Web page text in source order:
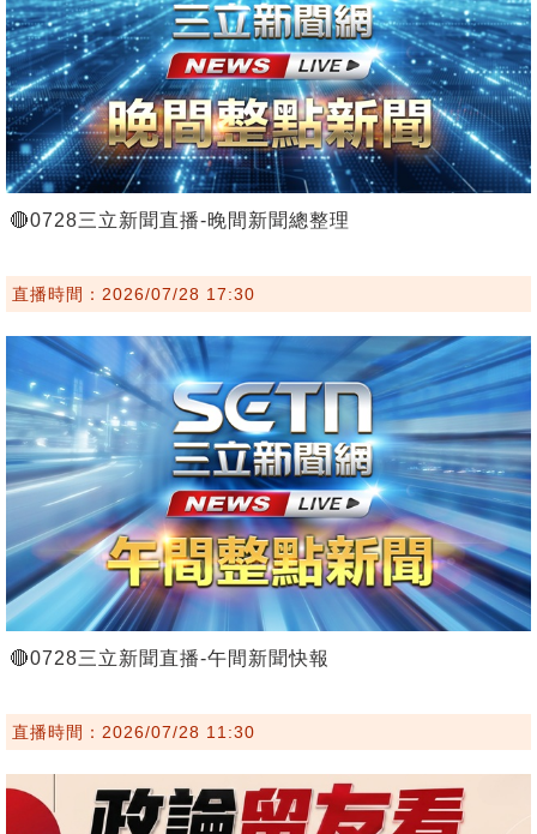
🔴0728三立新聞直播-晚間新聞總整理
直播時間：2026/07/28 17:30
🔴0728三立新聞直播-午間新聞快報
直播時間：2026/07/28 11:30